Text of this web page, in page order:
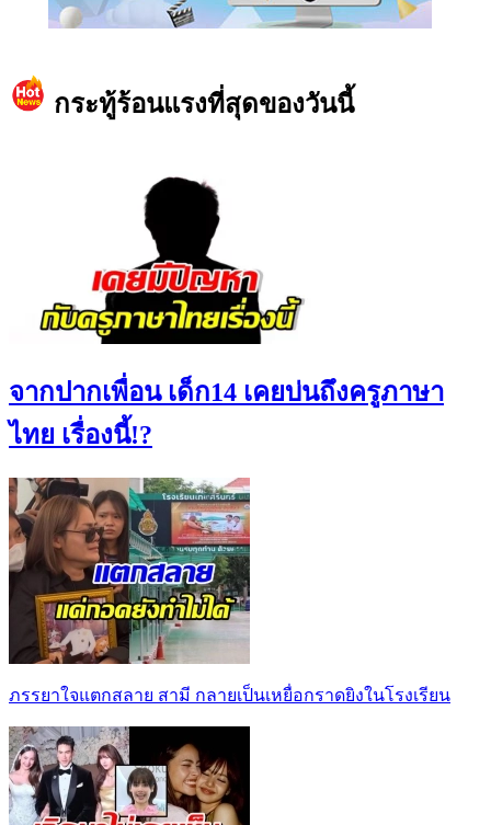
กระทู้ร้อนแรงที่สุดของวันนี้
จากปากเพื่อน เด็ก14 เคยบ่นถึงครูภาษา
ไทย เรื่องนี้!?
ภรรยาใจแตกสลาย สามี กลายเป็นเหยื่อกราดยิงในโรงเรียน